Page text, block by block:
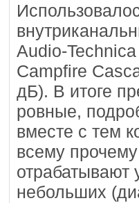
Audio-
Campfire
дБ). В итоге
ровные,
вместе с тем
всему
отрабатывают
небольших